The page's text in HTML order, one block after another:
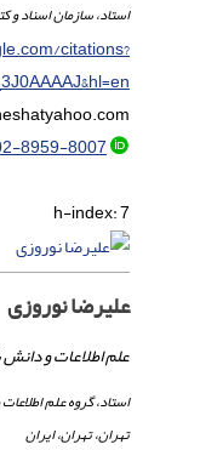
استاد، سازمان اسناد و
citations?
yahoo.com
8959-8007
h-index:7
علیرضا نوروزی
علم اطلاعات و
استاد، گروه علم
تهران، تهران، ایران